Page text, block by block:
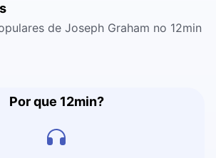
de Joseph Graham no 12min
Por que 12min?